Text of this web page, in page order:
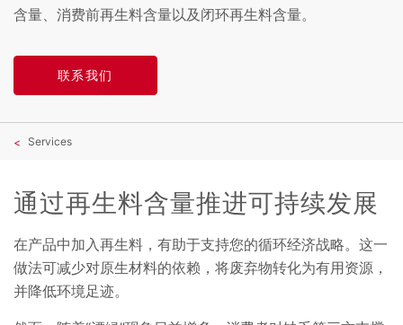
含量、消费前再生料含量以及闭环再生料含量。
联系我们
Services
通过再生料含量推进可持续发展
在产品中加入再生料，有助于支持您的循环经济战略。这一
做法可减少对原生材料的依赖，将废弃物转化为有用资源，
并降低环境足迹。